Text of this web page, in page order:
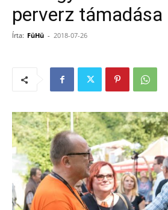
perverz támadása
Írta: FüHü - 2018-07-26